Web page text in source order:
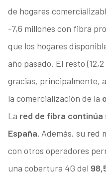
de hogares
-7,6 millones con fibra
que los hogares
año pasado. El resto
gracias, principalmente,
la comercialización de la
La red de fibra continúa
España. Además, su red
con otros operadores
una cobertura 4G del